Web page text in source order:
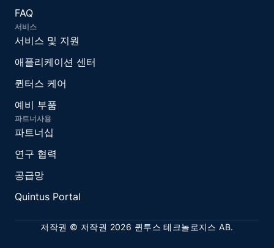
FAQ
서비스
서비스 및 지원
애플리케이션 센터
퀸터스 케어
예비 부품
파트너사용
파트너십
연구 협력
공급망
Quintus Portal
저작권 © 저작권 2026 퀸투스 테크놀로지스 AB.